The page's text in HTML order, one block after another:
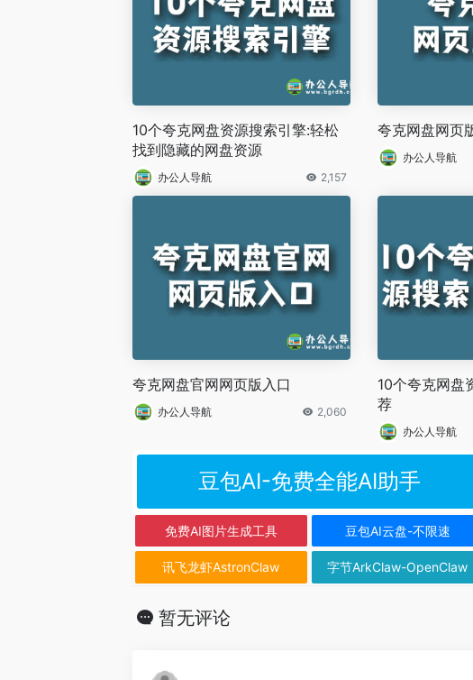
10个夸克网盘资源搜索引擎:轻松
找到隐藏的网盘资源
办公人导航 2,157
夸克网盘网页
办公人导航
夸克网盘官网网页版入口
办公人导航 2,060
10个夸克网盘
荐
办公人导航
豆包AI-免费全能AI助手
免费AI图片生成工具 豆包AI云盘-不限速
讯飞龙虾AstronClaw 字节ArkClaw-OpenClaw
暂无评论